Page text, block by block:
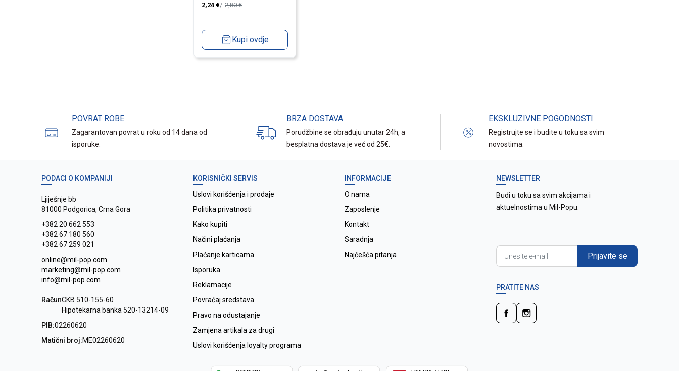
2,24 € 2,80€
Kupi ovdje
POVRAT ROBE
Zagarantovan povrat u roku od 14 dana od
isporuke.
BRZA DOSTAVA
Porudžbine se obrađuju unutar 24h, a
besplatna dostava je već od 25€.
EKSKLUZIVNE POGODNOSTI
Registrujte se i budite u toku sa svim
novostima.
PODACI O KOMPANIJI
Ljiješnje bb
81000 Podgorica, Crna Gora
+382 20 662 553
+382 67 180 560
+382 67 259 021
online@mil-pop.com
marketing@mil-pop.com
info@mil-pop.com
RačunCKB 510-155-60
Hipotekarna banka 520-13214-09
PIB:02260620
Matični broj:ME02260620
KORISNIČKI SERVIS
Uslovi korišćenja i prodaje
Politika privatnosti
Kako kupiti
Načini plaćanja
Plaćanje karticama
Isporuka
Reklamacije
Povraćaj sredstava
Pravo na odustajanje
Zamjena artikala za drugi
Uslovi korišćenja loyalty programa
INFORMACIJE
O nama
Zaposlenje
Kontakt
Saradnja
Najčešća pitanja
NEWSLETTER
Budi u toku sa svim akcijama i
aktuelnostima u Mil-Popu.
Prijavite se
PRATITE NAS